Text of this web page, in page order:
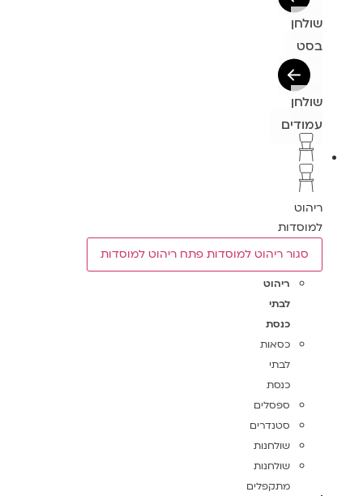
שולחן
בסט
שולחן
עמודים
ריהוט
למוסדות
סגור ריהוט למוסדות פתח ריהוט למוסדות
ריהוט
לבתי
כנסת
כסאות
לבתי
כנסת
ספסלים
סטנדרים
שולחנות
שולחנות
מתקפלים